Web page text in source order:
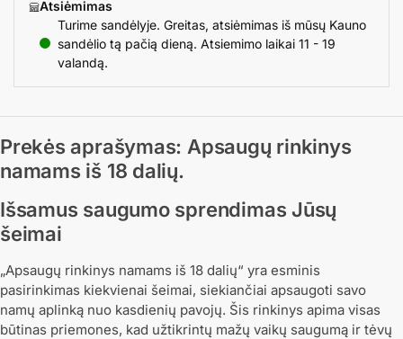
Atsiėmimas
Turime sandėlyje. Greitas, atsiėmimas iš mūsų Kauno
sandėlio tą pačią dieną. Atsiemimo laikai 11 - 19
valandą.
Prekės aprašymas: Apsaugų rinkinys
namams iš 18 dalių.
Išsamus saugumo sprendimas Jūsų
šeimai
„Apsaugų rinkinys namams iš 18 dalių“ yra esminis
pasirinkimas kiekvienai šeimai, siekiančiai apsaugoti savo
namų aplinką nuo kasdienių pavojų. Šis rinkinys apima visas
būtinas priemones, kad užtikrintų mažų vaikų saugumą ir tėvų